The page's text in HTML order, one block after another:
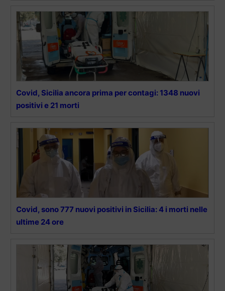
Covid, Sicilia ancora prima per contagi: 1348 nuovi
positivi e 21 morti
Covid, sono 777 nuovi positivi in Sicilia: 4 i morti nelle
ultime 24 ore